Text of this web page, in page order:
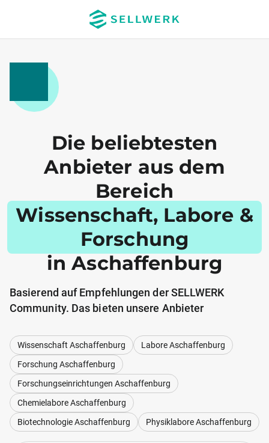
Die beliebtesten
Anbieter aus dem
Bereich
Wissenschaft, Labore &
Forschung
in Aschaffenburg
Basierend auf Empfehlungen der SELLWERK
Community. Das bieten unsere Anbieter
Wissenschaft Aschaffenburg
Labore Aschaffenburg
Forschung Aschaffenburg
Forschungseinrichtungen Aschaffenburg
Chemielabore Aschaffenburg
Biotechnologie Aschaffenburg
Physiklabore Aschaffenburg